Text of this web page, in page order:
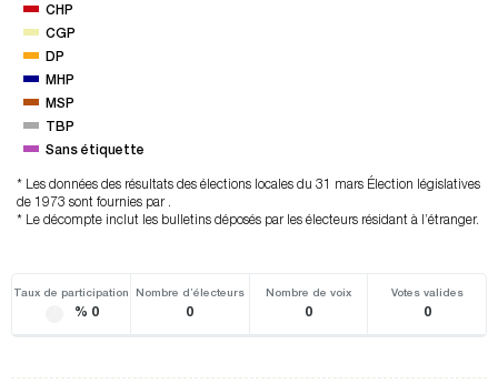
CHP
CGP
DP
MHP
MSP
TBP
Sans étiquette
* Les données des résultats des élections locales du 31 mars Élection législatives
de 1973 sont fournies par .
* Le décompte inclut les bulletins déposés par les électeurs résidant à l’étranger.
Taux de participation
% 0
Nombre d’électeurs
0
Nombre de voix
0
Votes valides
0